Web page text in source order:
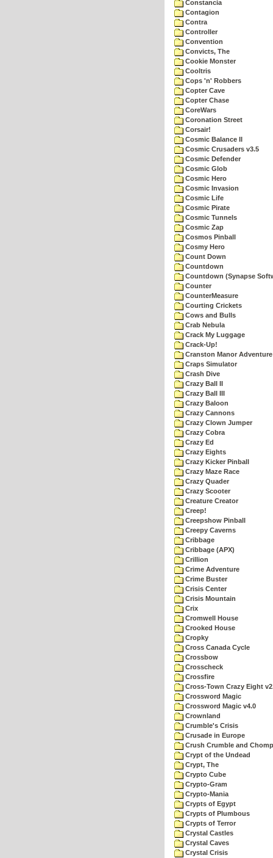
Constancia
Contagion
Contra
Controller
Convention
Convicts, The
Cookie Monster
Cooltris
Cops 'n' Robbers
Copter Cave
Copter Chase
CoreWars
Coronation Street
Corsair!
Cosmic Balance II
Cosmic Crusaders v3.5
Cosmic Defender
Cosmic Glob
Cosmic Hero
Cosmic Invasion
Cosmic Life
Cosmic Pirate
Cosmic Tunnels
Cosmic Zap
Cosmos Pinball
Cosmy Hero
Count Down
Countdown
Countdown (Synapse
Counter
CounterMeasure
Courting Crickets
Cows and Bulls
Crab Nebula
Crack My Luggage
Crack-Up!
Cranston Manor Adventure
Craps Simulator
Crash Dive
Crazy Ball II
Crazy Ball III
Crazy Baloon
Crazy Cannons
Crazy Clown Jumper
Crazy Cobra
Crazy Ed
Crazy Eights
Crazy Kicker Pinball
Crazy Maze Race
Crazy Quader
Crazy Scooter
Creature Creator
Creep!
Creepshow Pinball
Creepy Caverns
Cribbage
Cribbage (APX)
Crillion
Crime Adventure
Crime Buster
Crisis Center
Crisis Mountain
Crix
Cromwell House
Crooked House
Cropky
Cross Canada Cycle
Crossbow
Crosscheck
Crossfire
Cross-Town Crazy Eight
Crossword Magic
Crossword Magic v4.0
Crownland
Crumble's Crisis
Crusade in Europe
Crush Crumble and Chomp
Crypt of the Undead
Crypt, The
Crypto Cube
Crypto-Gram
Crypto-Mania
Crypts of Egypt
Crypts of Plumbous
Crypts of Terror
Crystal Castles
Crystal Caves
Crystal Crisis